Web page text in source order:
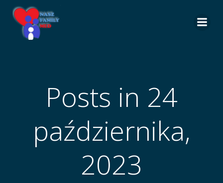
Posts in 24
października,
2023